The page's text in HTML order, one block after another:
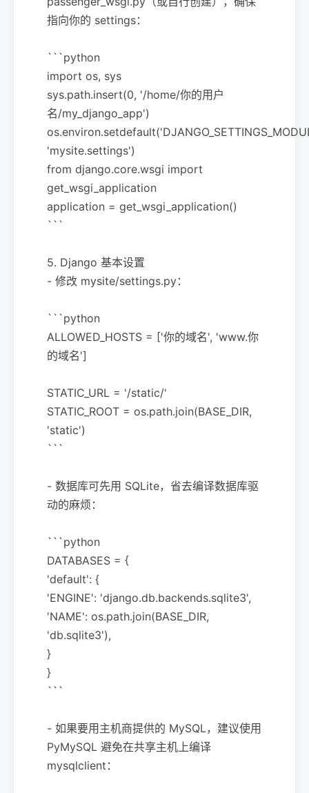
指向你的 settings：
```python
import os, sys
sys.path.insert(0, '/home/你的用户
名/my_django_app')
'mysite.settings')
from django.core.wsgi import
get_wsgi_application
application = get_wsgi_application()
```
5. Django 基本设置
- 修改 mysite/settings.py：
```python
ALLOWED_HOSTS = ['你的域名', 'www.你
的域名']
STATIC_URL = '/static/'
STATIC_ROOT = os.path.join(BASE_DIR,
'static')
```
- 数据库可先用 SQLite，省去编译数据库驱
动的麻烦：
```python
DATABASES = {
'default': {
'ENGINE': 'django.db.backends.sqlite3',
'NAME': os.path.join(BASE_DIR,
'db.sqlite3'),
}
}
```
- 如果要用主机商提供的 MySQL，建议使用
PyMySQL 避免在共享主机上编译
mysqlclient：